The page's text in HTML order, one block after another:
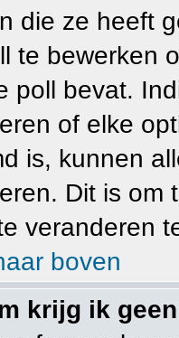
die ze heeft
te bewerken
poll bevat.
of elke
is, kunnen
Dit is om
veranderen
boven
krijg ik